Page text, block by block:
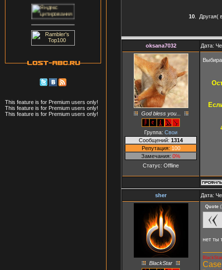
This feature is for Premium users only!
This feature is for Premium users only!
This feature is for Premium users only!
10. Другая(
oksana7032 Дата:
God bless you...
Группа: Свои
Сообщений: 1314
Репутация: 100
Замечания: 0%
Статус: Offline
sher Дата:
BlackStar
Quote (
нет ты
Case